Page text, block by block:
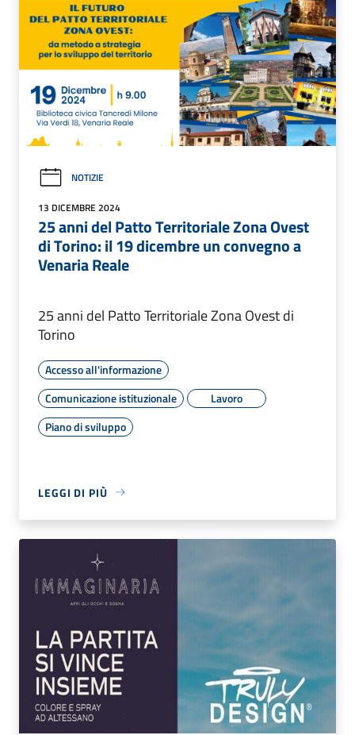
NOTIZIE
13 DICEMBRE 2024
25 anni del Patto Territoriale Zona Ovest
di Torino: il 19 dicembre un convegno a
Venaria Reale
25 anni del Patto Territoriale Zona Ovest di
Torino
Accesso all'informazione
Comunicazione istituzionale
Lavoro
Piano di sviluppo
LEGGI DI PIÙ